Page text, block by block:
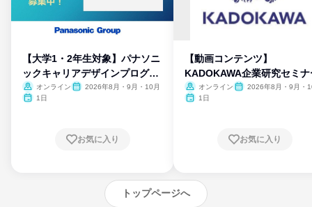
【大学1・2年生対象】パナソニ
ックキャリアデザインプログラ
ム
オンライン
2026年8月・9月・10月
1日
お気に入り
【動画コンテンツ】
KADOKAWA企業研究セミナ
オンライン
2026年8月・9月・
1日
お気に入り
トップページへ